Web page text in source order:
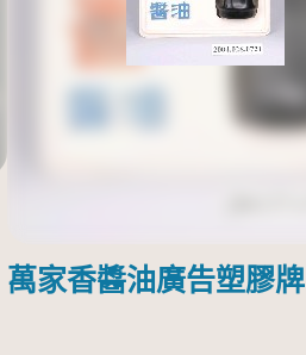
萬家香醬油廣告塑膠牌